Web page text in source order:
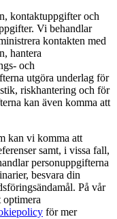
kontaktuppgifter och
Vi behandlar
kontakten med
hantera
och
utgöra underlag för
riskhantering och för
kan även komma att
kan vi komma att
samt, i vissa fall,
personuppgifterna
besvara din
På vår
optimera
för mer